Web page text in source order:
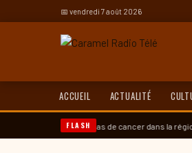
📅 vendredi 7 août 2026
ACCUEIL ACTUALITÉ
FLASH
des cas de cancer dans la région du